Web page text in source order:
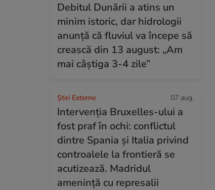
Debitul Dunării a atins un
minim istoric, dar hidrologii
anunță că fluviul va începe să
crească din 13 august: „Am
mai câștiga 3-4 zile”
Știri Externe 07 aug.
Intervenția Bruxelles-ului a
fost praf în ochi: conflictul
dintre Spania și Italia privind
controalele la frontieră se
acutizează. Madridul
amenință cu represalii